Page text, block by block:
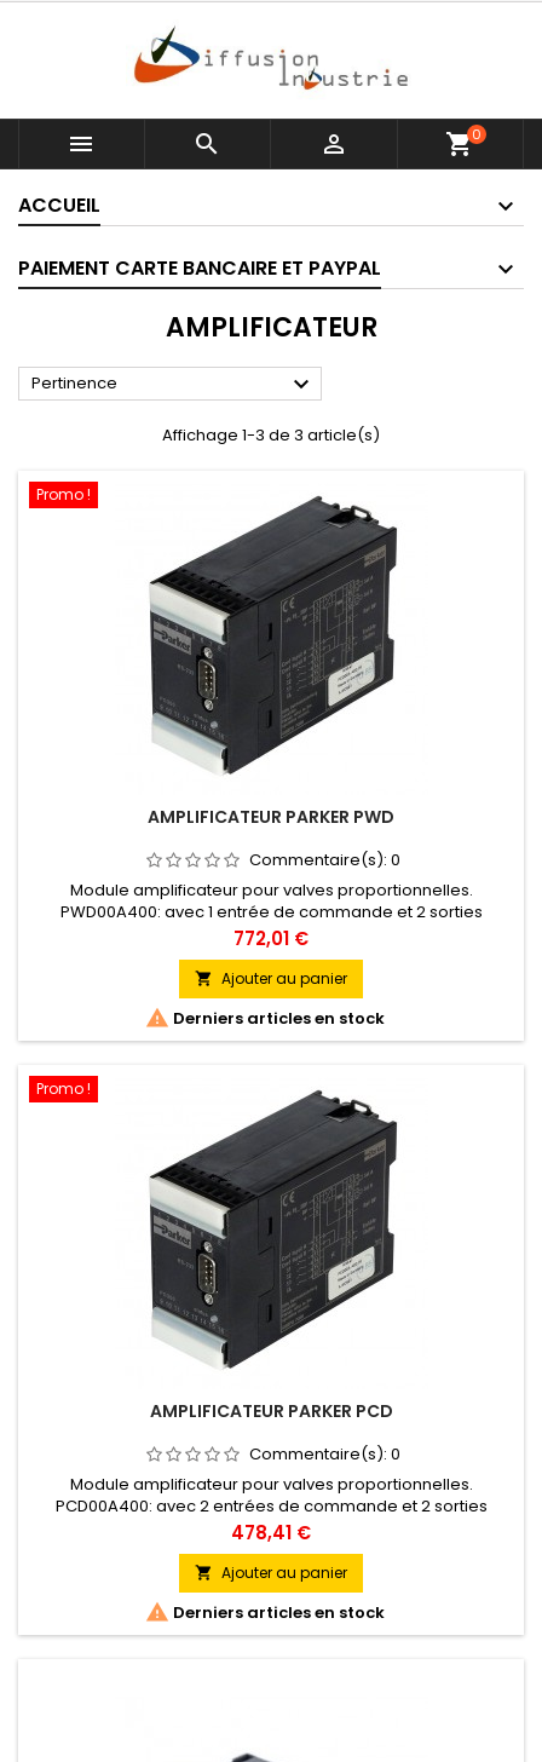
   shopping_cart0
ACCUEIL
PAIEMENT CARTE BANCAIRE ET PAYPAL
AMPLIFICATEUR
Pertinence 
Affichage 1-3 de 3 article(s)
Promo !
AMPLIFICATEUR PARKER PWD
Commentaire(s): 0
Module amplificateur pour valves proportionnelles.
PWD00A400: avec 1 entrée de commande et 2 sorties
puissance indépendantes. Compact et facile à installer, le
module électronique PARKER PWD00A-400 pour montage sur
rail vous fait gagner du temps de câblage grâce à ses
bornes débrochables. Nous proposons deux modèles
PCD00A-400 &amp; PWD00A-400 :
Prix
772,01 €
 Ajouter au panier
 Derniers articles en stock
Promo !
AMPLIFICATEUR PARKER PCD
Commentaire(s): 0
Module amplificateur pour valves proportionnelles.
PCD00A400: avec 2 entrées de commande et 2 sorties
puissance indépendantes Compact et facile à installer, le
module électronique PARKER PCD00A-400 pour montage sur
rail vous fait gagner du temps de câblage grâce à ses
bornes débrochables.
Prix
478,41 €
 Ajouter au panier
 Derniers articles en stock